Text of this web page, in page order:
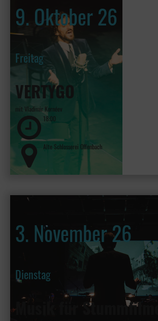
9. Oktober 26
Freitag
VERTYGO
mit Vladimir Kornéev
18:00
Alte Schlosserei Offenbach
3. November 26
Dienstag
Musik für